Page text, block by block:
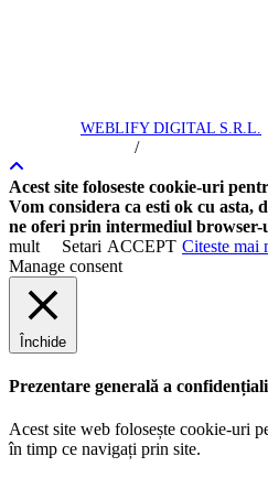
WEBLIFY DIGITAL S.R.L.
/
Acest site foloseste cookie-uri
Vom considera ca esti ok cu asta,
ne oferi prin intermediul browser-
mult
Setari ACCEPT Citeste mai
Manage consent
Închide
Prezentare generală a
Acest site web folosește cookie-uri
în timp ce navigați prin site.